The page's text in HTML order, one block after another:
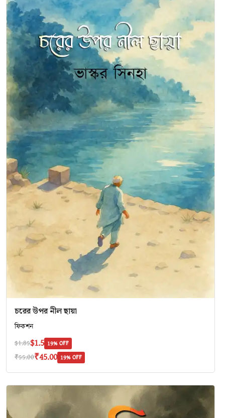
চরের উপর নীল ছায়া
ফিকশন
$1.85$1.5 19% OFF
₹55.00₹45.00 19% OFF